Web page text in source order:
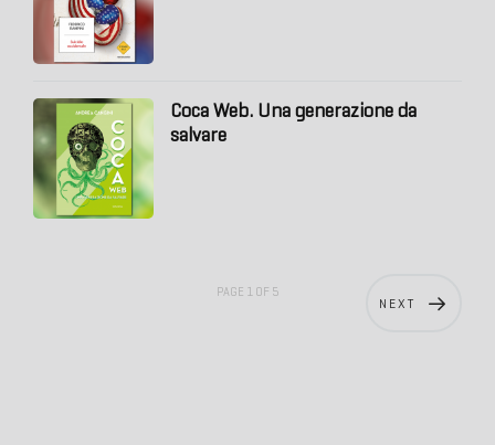
Coca Web. Una generazione da
salvare
NEXT
PAGE 1 OF 5